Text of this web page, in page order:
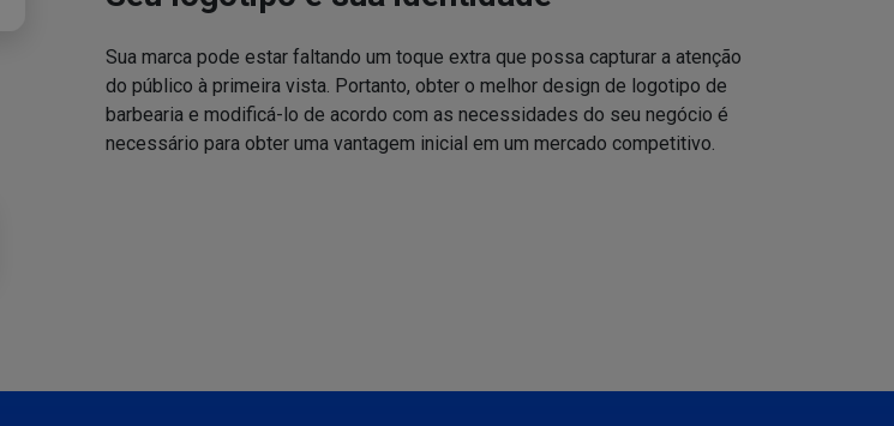
Sua marca pode estar faltando um toque extra que possa capturar a atenção
do público à primeira vista. Portanto, obter o melhor design de logotipo de
barbearia e modificá-lo de acordo com as necessidades do seu negócio é
necessário para obter uma vantagem inicial em um mercado competitivo.